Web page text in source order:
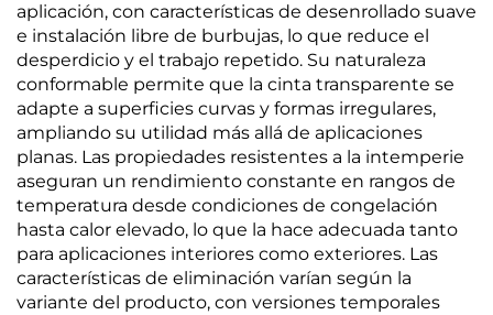
aplicación, con características de desenrollado suave
e instalación libre de burbujas, lo que reduce el
desperdicio y el trabajo repetido. Su naturaleza
conformable permite que la cinta transparente se
adapte a superficies curvas y formas irregulares,
ampliando su utilidad más allá de aplicaciones
planas. Las propiedades resistentes a la intemperie
aseguran un rendimiento constante en rangos de
temperatura desde condiciones de congelación
hasta calor elevado, lo que la hace adecuada tanto
para aplicaciones interiores como exteriores. Las
características de eliminación varían según la
variante del producto, con versiones temporales